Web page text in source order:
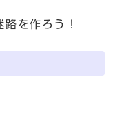
を作ろう！